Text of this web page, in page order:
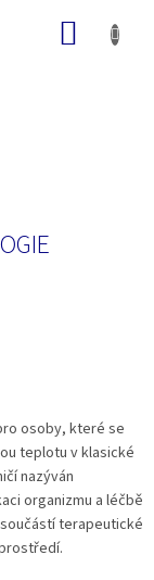
osoby, které se
teplotu v klasické
nazýván
organizmu a léčbě
terapeutické